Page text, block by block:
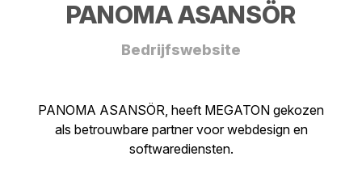
PANOMA ASANSÖR
Bedrijfswebsite
PANOMA ASANSÖR, heeft MEGATON gekozen
als betrouwbare partner voor webdesign en
softwarediensten.